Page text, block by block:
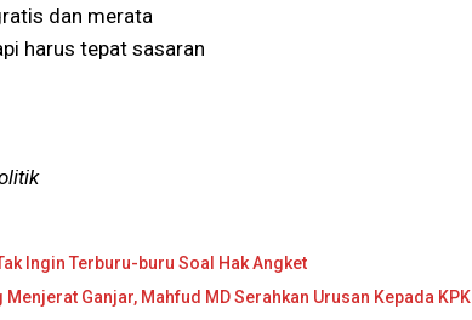
dan merata
harus tepat sasaran
Ingin Terburu-buru Soal Hak Angket
Ganjar, Mahfud MD Serahkan Urusan Kepada KPK